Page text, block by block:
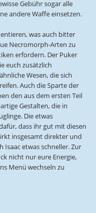
Gebühr sogar alle
andere Waffe einsetzen.
was auch bitter
Necromorph-Arten zu
erfordern. Der Puker
euch zusätzlich
Wesen, die sich
Auch die Sparte der
den aus dem ersten Teil
Gestalten, die in
Die etwas
dass ihr gut mit diesen
insgesamt direkter und
Isaac etwas schneller. Zur
nicht nur eure Energie,
Menü wechseln zu